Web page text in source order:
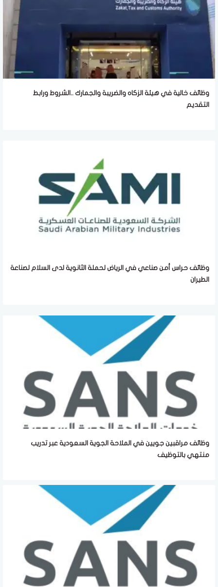
وظائف خالية في هيئة الزكاه والضريبة والجمارك ..الشروط ورابط
التقديم
وظائف حراس أمن صناعي في الرياض لحملة الثانوية لدى السلام لصناعة
الطيران
وظائف مراقبين جويين في الملاحة الجوية السعودية عبر تدريب
منتهي بالتوظيف